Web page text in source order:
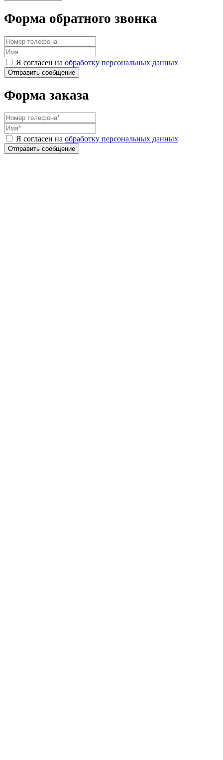
Форма обратного звонка
Я согласен на обработку персональных данных
Форма заказа
Я согласен на обработку персональных данных